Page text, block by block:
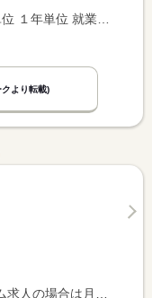
より転載)
場合は時間額を表示しています。